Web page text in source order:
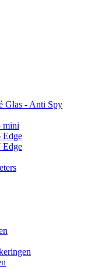
Glas - Anti Spy
mini
Edge
Edge